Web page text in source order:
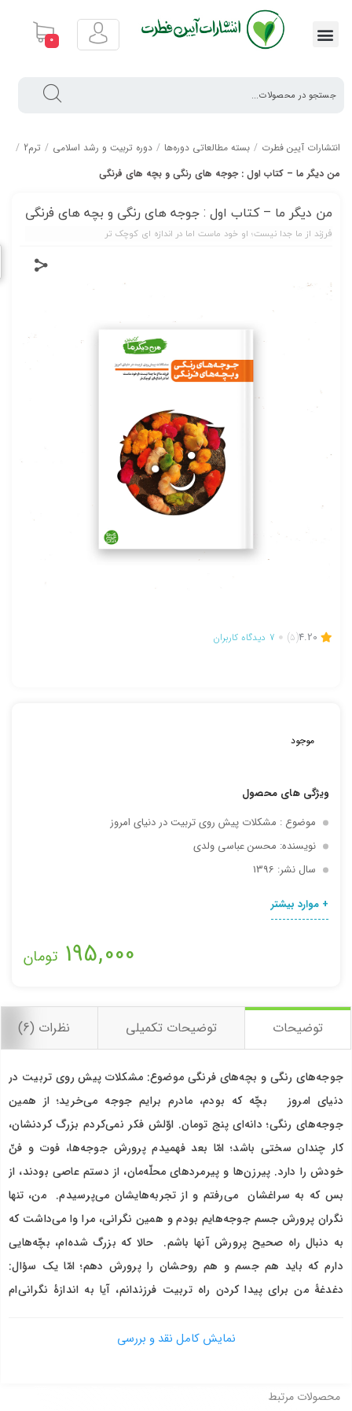
0
انتشارات آیین فطرت / بسته مطالعاتی دوره‌ها / دوره تربیت و رشد اسلامی / ترم2
/
من دیگر ما – کتاب اول : جوجه های رنگی و بچه های فرنگی
من دیگر ما – کتاب اول : جوجه های رنگی و بچه های فرنگی
فرزند از ما جدا نیست؛ او خود ماست اما در اندازه ای کوچک تر
4.20
(5)
7 دیدگاه کاربران
موجود
ویژگی های محصول
موضوع : مشکلات پیش روی تربیت در دنیای امروز
نویسنده: محسن عباسی ولدی
سال نشر: 1396
+ موارد بیشتر
195,000 تومان
توضیحات توضیحات تکمیلی نظرات (6)
جوجه‌های رنگی و بچه‌های فرنگی موضوع: مشکلات پیش روی تربیت در
دنیای امروز بچّه‌ که بودم، مادرم برایم جوجه می‌خرید؛ از همین
جوجه‌های رنگی؛ دانه‌ای پنج تومان. اوّلش فکر نمی‌کردم بزرگ کردنشان،
کار چندان سختی باشد؛ امّا بعد فهمیدم پرورش جوجه‌ها، فوت و فنّ
خودش را دارد. پیرزن‌ها و پیرمردهای محلّه‌مان، از دستم عاصی بودند، از
بس که به سراغشان می‌رفتم و از تجربه‌هایشان می‌پرسیدم. من، تنها
نگران پرورش جسم جوجه‌هایم بودم و همین نگرانی، مرا وا می‌داشت که
به دنبال راه صحیح پرورش آنها باشم. حالا که بزرگ شده‌ام، بچّه‌‌هایی
دارم که باید هم جسم و هم روحشان را پرورش دهم؛ امّا یک سؤال:
دغدغۀ من برای پیدا کردن راه تربیت فرزندانم، آیا به اندازۀ نگرانی‌ام
روی تربیت،‌ به صورت گذار به مبانی تربیت دینی اشاره کرده و پس از آن
نمایش کامل نقد و بررسی
محصولات مرتبط
ارسال به ایمیل
اخبار مربوط به این محصول را به من از طریق پیامک اطلاع بده